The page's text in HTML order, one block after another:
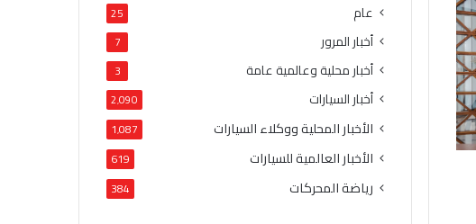
عام 25
أخبار المرور 7
أخبار محلية وعالمية عامة 3
أخبار السيارات 2٬090
الأخبار المحلية ووكلاء السيارات 1٬087
الأخبار العالمية للسيارات 619
رياضة المحركات 384